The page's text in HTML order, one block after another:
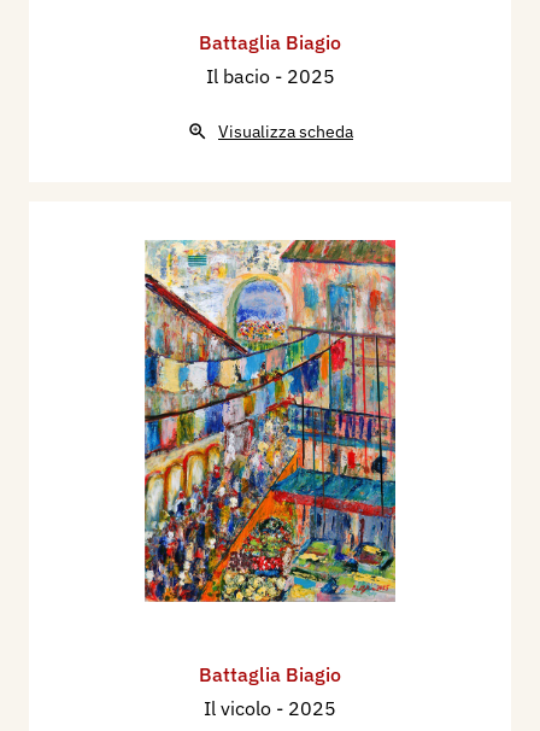
Battaglia Biagio
Il bacio - 2025
Visualizza scheda
Battaglia Biagio
Il vicolo - 2025